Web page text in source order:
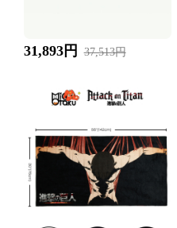
31,893円 37,513円